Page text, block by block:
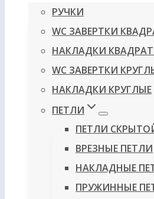
РУЧКИ
WC ЗАВЕРТКИ
НАКЛАДКИ
WC ЗАВЕРТКИ
НАКЛАДКИ КРУГЛЫЕ
ПЕТЛИ
ПЕТЛИ
ВРЕЗНЫЕ ПЕТЛИ
НАКЛАДНЫЕ
ПРУЖИННЫЕ